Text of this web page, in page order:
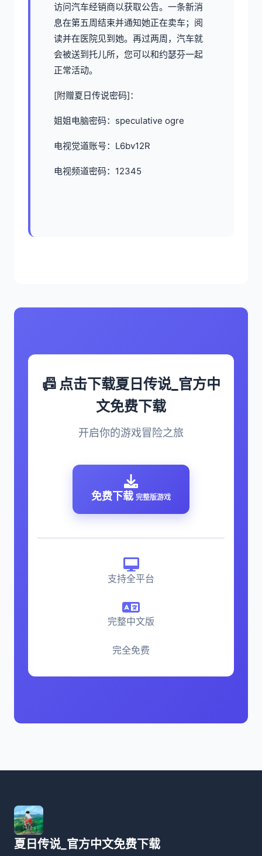
访问汽车经销商以获取公告。一条新消
息在第五周结束并通知她正在卖车；阅
读并在医院见到她。再过两周，汽车就
会被送到托儿所，您可以和约瑟芬一起
正常活动。
[附赠夏日传说密码]：
姐姐电脑密码：speculative ogre
电视觉道账号：L6bv12R
电视频道密码：12345
📠 点击下载夏日传说_官方中
文免费下载
开启你的游戏冒险之旅
免费下载 完整版游戏
支持全平台
完整中文版
完全免费
夏日传说_官方中文免费下载